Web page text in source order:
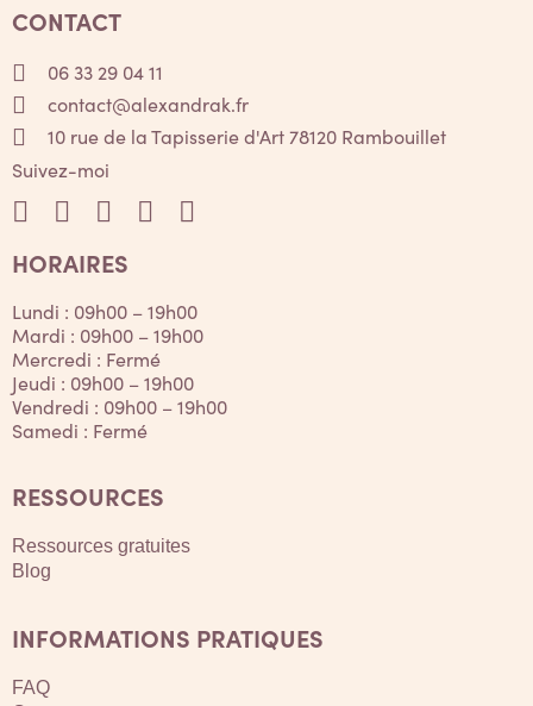
CONTACT
06 33 29 04 11
contact@alexandrak.fr
10 rue de la Tapisserie d'Art 78120 Rambouillet
Suivez-moi
HORAIRES
Lundi : 09h00 – 19h00
Mardi : 09h00 – 19h00
Mercredi : Fermé
Jeudi : 09h00 – 19h00
Vendredi : 09h00 – 19h00
Samedi : Fermé
RESSOURCES
Ressources gratuites
Blog
INFORMATIONS PRATIQUES
FAQ